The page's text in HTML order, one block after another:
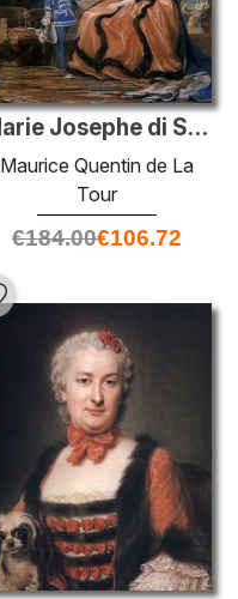
Marie Josephe di Sassonia, Dauphine e un figlio
Maurice Quentin de La
Tour
€184.00€106.72